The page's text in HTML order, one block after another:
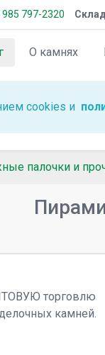
985 797-2320
О камнях
cookies и
палочки и
торговлю
камней.